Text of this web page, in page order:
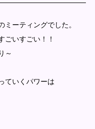
ミーティングでした。
いすごい！！
～
ていくパワーは